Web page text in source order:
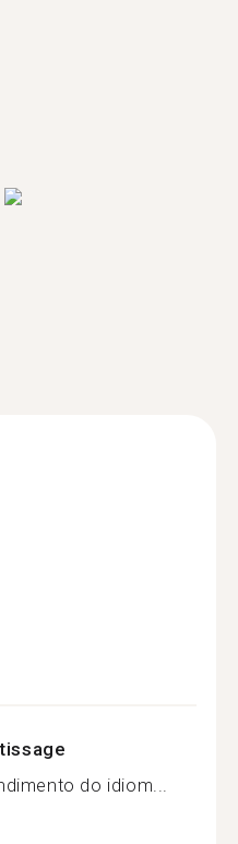
do idiom...